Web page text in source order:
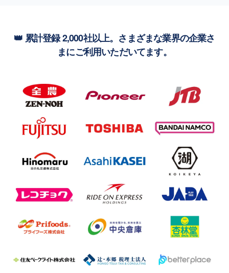
👑 累計登録 2,000社以上。さまざまな業界の企業さ
まにご利用いただいてます。